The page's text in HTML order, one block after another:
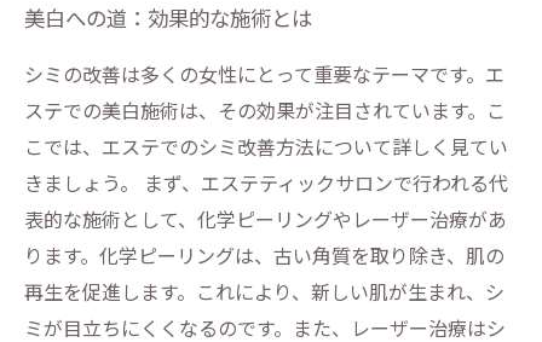
美白への道：効果的な施術とは
シミの改善は多くの女性にとって重要なテーマです。エ
ステでの美白施術は、その効果が注目されています。こ
こでは、エステでのシミ改善方法について詳しく見てい
きましょう。 まず、エステティックサロンで行われる代
表的な施術として、化学ピーリングやレーザー治療があ
ります。化学ピーリングは、古い角質を取り除き、肌の
再生を促進します。これにより、新しい肌が生まれ、シ
ミが目立ちにくくなるのです。また、レーザー治療はシ